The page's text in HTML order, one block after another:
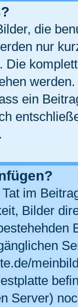
die
nur
Die
ein
im
Bilder
Server)